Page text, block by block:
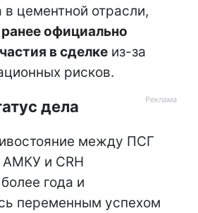
цементной отрасли,
официально
в сделке из-за
рисков.
дела
между ПСГ
АМКУ и CRH
года и
переменным успехом